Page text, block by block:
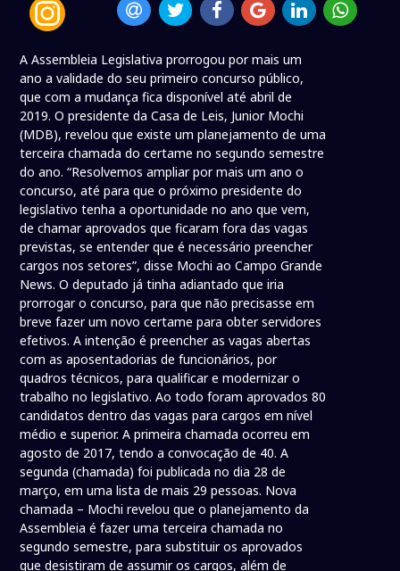
A Assembleia Legislativa prorrogou por mais um
ano a validade do seu primeiro concurso público,
que com a mudança fica disponível até abril de
2019. O presidente da Casa de Leis, Junior Mochi
(MDB), revelou que existe um planejamento de uma
terceira chamada do certame no segundo semestre
do ano. “Resolvemos ampliar por mais um ano o
concurso, até para que o próximo presidente do
legislativo tenha a oportunidade no ano que vem,
de chamar aprovados que ficaram fora das vagas
previstas, se entender que é necessário preencher
cargos nos setores”, disse Mochi ao Campo Grande
News. O deputado já tinha adiantado que iria
prorrogar o concurso, para que não precisasse em
breve fazer um novo certame para obter servidores
efetivos. A intenção é preencher as vagas abertas
com as aposentadorias de funcionários, por
quadros técnicos, para qualificar e modernizar o
trabalho no legislativo. Ao todo foram aprovados 80
candidatos dentro das vagas para cargos em nível
médio e superior. A primeira chamada ocorreu em
agosto de 2017, tendo a convocação de 40. A
segunda (chamada) foi publicada no dia 28 de
março, em uma lista de mais 29 pessoas. Nova
chamada – Mochi revelou que o planejamento da
Assembleia é fazer uma terceira chamada no
segundo semestre, para substituir os aprovados
que desistiram de assumir os cargos, além de